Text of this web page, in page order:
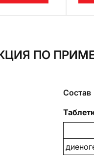
ПО
Состав